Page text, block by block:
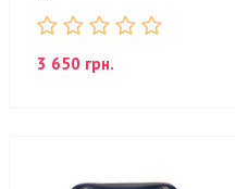
3 650 грн.